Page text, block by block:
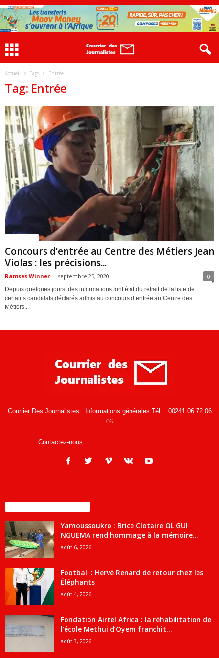
Accueil Tags Entrée
Tag: Entrée
Concours d’entrée au Centre des Métiers Jean
Violas : les précisions...
Ramses Winner - septembre 25, 2020 0
Depuis quelques jours, des informations font état du retrait de la liste de
certains candidats déclarés admis au concours d’entrée au Centre des
Métiers...
Courrier Des Journalistes : Informations générales Tél. : 00241 06 72 06
06
Contactez-nous:
Yamoussoukro : Brice Clotaire OLIGUI
NGUEMA rend hommage à la mémoire...
août 6, 2026
Football : Hervé Renard de retour chez les
Éléphants
août 4, 2026
Fondation Airtel Africa : la réhabilitation de
l’école Methui d’Oyem franchit...
août 3, 2026